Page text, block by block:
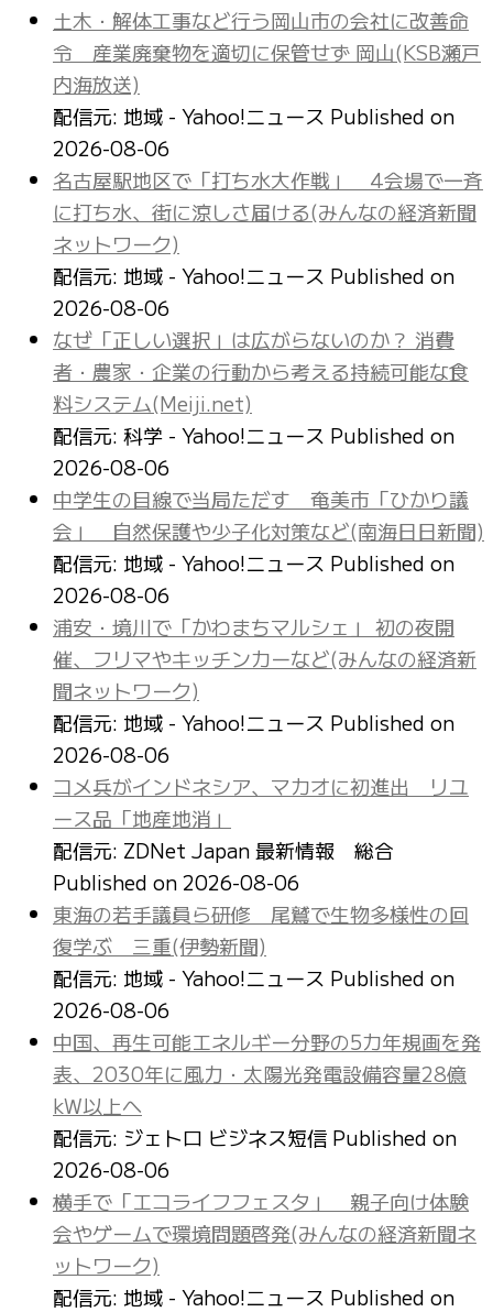
土木・解体工事など行う岡山市の会社に改善命
令 産業廃棄物を適切に保管せず 岡山(KSB瀬戸
内海放送)
配信元: 地域 - Yahoo!ニュース Published on
2026-08-06
名古屋駅地区で「打ち水大作戦」 4会場で一斉
に打ち水、街に涼しさ届ける(みんなの経済新聞
ネットワーク)
配信元: 地域 - Yahoo!ニュース Published on
2026-08-06
なぜ「正しい選択」は広がらないのか？ 消費
者・農家・企業の行動から考える持続可能な食
料システム(Meiji.net)
配信元: 科学 - Yahoo!ニュース Published on
2026-08-06
中学生の目線で当局ただす 奄美市「ひかり議
会」 自然保護や少子化対策など(南海日日新聞)
配信元: 地域 - Yahoo!ニュース Published on
2026-08-06
浦安・境川で「かわまちマルシェ」 初の夜開
催、フリマやキッチンカーなど(みんなの経済新
聞ネットワーク)
配信元: 地域 - Yahoo!ニュース Published on
2026-08-06
コメ兵がインドネシア、マカオに初進出 リユ
ース品「地産地消」
配信元: ZDNet Japan 最新情報 総合
Published on 2026-08-06
東海の若手議員ら研修 尾鷲で生物多様性の回
復学ぶ 三重(伊勢新聞)
配信元: 地域 - Yahoo!ニュース Published on
2026-08-06
中国、再生可能エネルギー分野の5カ年規画を発
表、2030年に風力・太陽光発電設備容量28億
kW以上へ
配信元: ジェトロ ビジネス短信 Published on
2026-08-06
横手で「エコライフフェスタ」 親子向け体験
会やゲームで環境問題啓発(みんなの経済新聞ネ
ットワーク)
配信元: 地域 - Yahoo!ニュース Published on